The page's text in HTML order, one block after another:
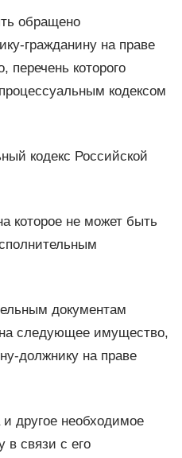
обращено
гражданину на праве
перечень которого
кодексом
кодекс Российской
которое не может быть
документам
следующее имущество,
должнику на праве
и другое необходимое
в связи с его